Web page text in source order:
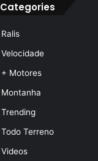
Categories
Ralis
Velocidade
+ Motores
Montanha
Trending
Todo Terreno
Videos